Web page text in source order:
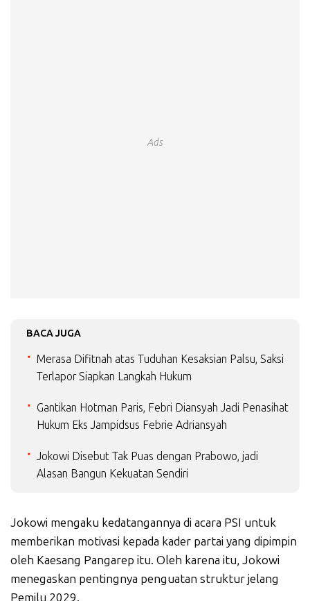
Ads
BACA JUGA
Merasa Difitnah atas Tuduhan Kesaksian Palsu, Saksi
Terlapor Siapkan Langkah Hukum
Gantikan Hotman Paris, Febri Diansyah Jadi Penasihat
Hukum Eks Jampidsus Febrie Adriansyah
Jokowi Disebut Tak Puas dengan Prabowo, jadi
Alasan Bangun Kekuatan Sendiri
Jokowi mengaku kedatangannya di acara PSI untuk
memberikan motivasi kepada kader partai yang dipimpin
oleh Kaesang Pangarep itu. Oleh karena itu, Jokowi
menegaskan pentingnya penguatan struktur jelang
Pemilu 2029.